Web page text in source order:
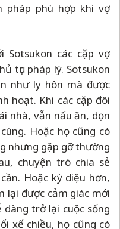
phù hợp khi vợ
Sotsukon các cặp vợ
tục pháp lý. Sotsukon
như ly hôn mà được
hoạt. Khi các cặp đôi
nhà, vẫn nấu ăn, dọn
Hoặc họ cũng có
nhưng gặp gỡ thường
chuyện trò chia sẻ
Hoặc kỳ diệu hơn,
lại được cảm giác mới
trở lại cuộc sống
xế chiều, họ cũng có